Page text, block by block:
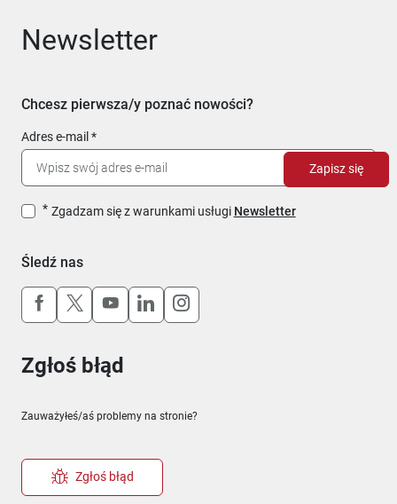
Newsletter
Chcesz pierwsza/y poznać nowości?
Adres e-mail
Zgadzam się z warunkami usługi Newsletter
Zapisz się
Śledź nas
Uwaga, link otworzy się w nowym oknie
Uwaga, link otworzy się w nowym oknie
Uwaga, link otworzy się w nowym
Uwaga, link otworzy się w
Uwaga, link otworzy się w
Zgłoś błąd
Zauważyłeś/aś problemy na stronie?
Zgłoś błąd